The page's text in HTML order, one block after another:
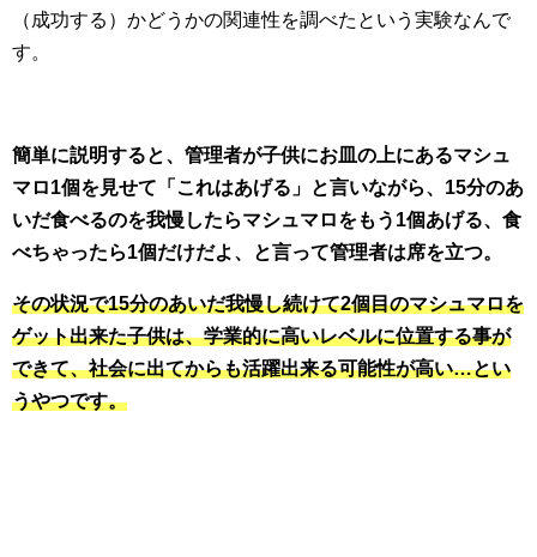
（成功する）かどうかの関連性を調べたという実験なんで
す。
簡単に説明すると、管理者が子供にお皿の上にあるマシュ
マロ1個を見せて「これはあげる」と言いながら、15分のあ
いだ食べるのを我慢したらマシュマロをもう1個あげる、食
べちゃったら1個だけだよ、と言って管理者は席を立つ。
その状況で15分のあいだ我慢し続けて2個目のマシュマロを
ゲット出来た子供は、学業的に高いレベルに位置する事が
できて、社会に出てからも活躍出来る可能性が高い…とい
うやつです。